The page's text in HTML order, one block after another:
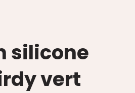
silicone
vert